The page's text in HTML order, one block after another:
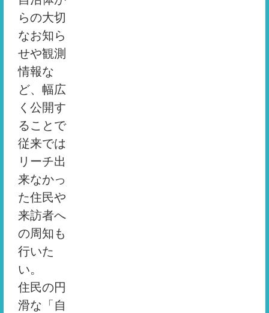
らの大切
なお知ら
せや観測
情報な
ど、幅広
く公開す
ることで
従来では
リーチ出
来なかっ
た住民や
来訪者へ
の周知も
行いた
い。
住民の円
滑な「自